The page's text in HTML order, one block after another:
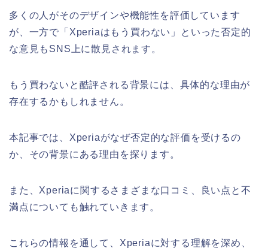
多くの人がそのデザインや機能性を評価しています
が、一方で「Xperiaはもう買わない」といった否定的
な意見もSNS上に散見されます。
もう買わないと酷評される背景には、具体的な理由が
存在するかもしれません。
本記事では、Xperiaがなぜ否定的な評価を受けるの
か、その背景にある理由を探ります。
また、Xperiaに関するさまざまな口コミ、良い点と不
満点についても触れていきます。
これらの情報を通して、Xperiaに対する理解を深め、